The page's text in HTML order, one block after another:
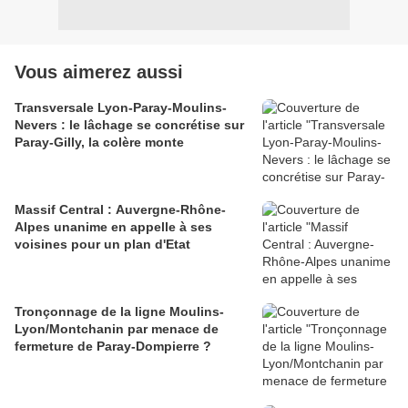
Vous aimerez aussi
Transversale Lyon-Paray-Moulins-
Nevers : le lâchage se concrétise sur
Paray-Gilly, la colère monte
Massif Central : Auvergne-Rhône-
Alpes unanime en appelle à ses
voisines pour un plan d'Etat
Tronçonnage de la ligne Moulins-
Lyon/Montchanin par menace de
fermeture de Paray-Dompierre ?